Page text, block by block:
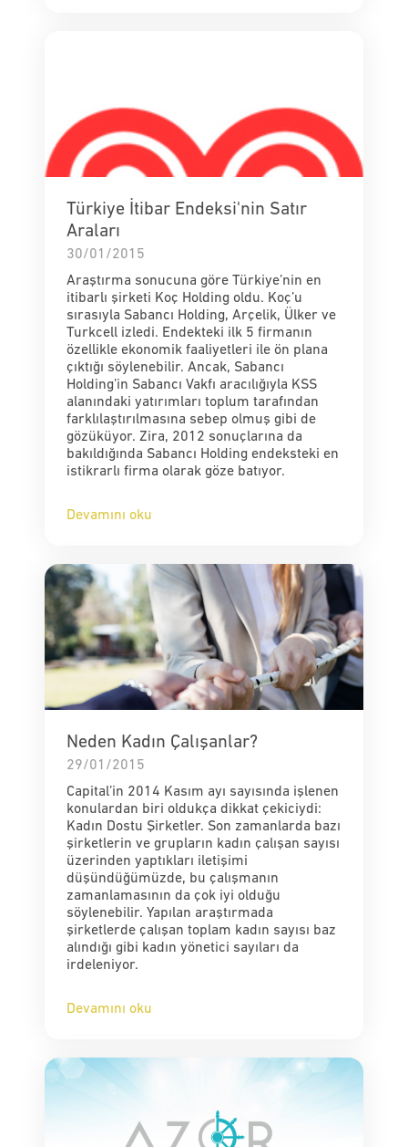
Türkiye İtibar Endeksi'nin Satır
Araları
30/01/2015
Araştırma sonucuna göre Türkiye’nin en
itibarlı şirketi Koç Holding oldu. Koç’u
sırasıyla Sabancı Holding, Arçelik, Ülker ve
Turkcell izledi. Endekteki ilk 5 firmanın
özellikle ekonomik faaliyetleri ile ön plana
çıktığı söylenebilir. Ancak, Sabancı
Holding’in Sabancı Vakfı aracılığıyla KSS
alanındaki yatırımları toplum tarafından
farklılaştırılmasına sebep olmuş gibi de
gözüküyor. Zira, 2012 sonuçlarına da
bakıldığında Sabancı Holding endeksteki en
istikrarlı firma olarak göze batıyor.
Devamını oku
Neden Kadın Çalışanlar?
29/01/2015
Capital’in 2014 Kasım ayı sayısında işlenen
konulardan biri oldukça dikkat çekiciydi:
Kadın Dostu Şirketler. Son zamanlarda bazı
şirketlerin ve grupların kadın çalışan sayısı
üzerinden yaptıkları iletişimi
düşündüğümüzde, bu çalışmanın
zamanlamasının da çok iyi olduğu
söylenebilir. Yapılan araştırmada
şirketlerde çalışan toplam kadın sayısı baz
alındığı gibi kadın yönetici sayıları da
irdeleniyor.
Devamını oku